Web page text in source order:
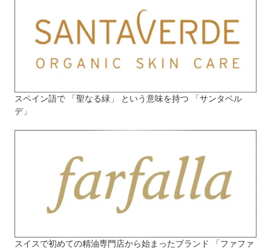
スペイン語で 「聖なる緑」 という意味を持つ 「サンタベル
デ」
スイスで初めての精油専門店から始まったブランド 「ファファ